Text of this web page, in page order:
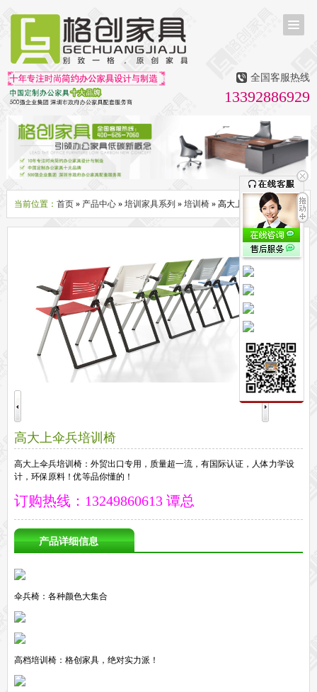
首页
茶台茶桌
多媒体会议室家具
办公屏风隔断系列
办公屏风卡位
高隔断墙 折叠屏风
组合职员台
办公桌系列
经理办公桌
会议桌
办公椅系列
贵宾沙发 茶几
茶水柜
文件柜系列
装饰柜 副柜 间隔柜 矮柜 实木文件柜 板式文件柜
钢制文件柜
保密文件柜
前台接待系列
接待家具
培训桌
公共区域家具系列
高铁车站候车椅
酒店公寓家具
他们正在使用格创家具
无纸化会议系统案例
办公家具案例
办公家具资讯
走进格创家具
联系北琛深圳办公家具厂
关于北琛品牌办公家具 企业文化
在线留言
申请友情链接
全国客服热线
13392886929
当前位置： 首页» 产品中心» 培训家具系列 » 培训椅» 高大上伞兵培训椅
高大上伞兵培训椅
高大上伞兵培训椅：外贸出口专用，质量超一流，有国际认证，人体力学设
计，环保原料！优等品你懂的！
订购热线：13249860613 谭总
产品详细信息
伞兵椅：各种颜色大集合
高档培训椅：格创家具，绝对实力派！